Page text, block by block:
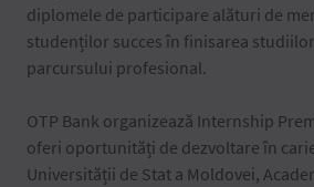
diplomele de participare alături de
studenților succes în finisarea
parcursului profesional.
OTP Bank organizează Internship
oferi oportunități de dezvoltare în
Universității de Stat a Moldovei,